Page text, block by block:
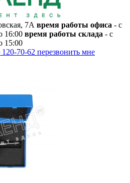
7А время работы офиса - с
16:00 время работы склада - с
15:00
70-62 перезвонить мне